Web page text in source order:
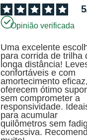
5
Opinião verificada
Uma excelente
para corrida de trilha
longa distância!
confortáveis e com
amortecimento
oferecem ótimo
sem comprometer a
responsividade.
para acumular
quilômetros sem
excessiva.